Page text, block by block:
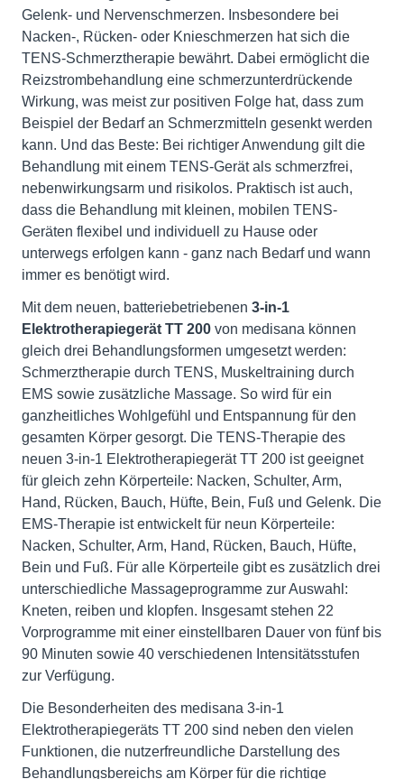
Gelenk- und Nervenschmerzen. Insbesondere bei
Nacken-, Rücken- oder Knieschmerzen hat sich die
TENS-Schmerztherapie bewährt. Dabei ermöglicht die
Reizstrombehandlung eine schmerzunterdrückende
Wirkung, was meist zur positiven Folge hat, dass zum
Beispiel der Bedarf an Schmerzmitteln gesenkt werden
kann. Und das Beste: Bei richtiger Anwendung gilt die
Behandlung mit einem TENS-Gerät als schmerzfrei,
nebenwirkungsarm und risikolos. Praktisch ist auch,
dass die Behandlung mit kleinen, mobilen TENS-
Geräten flexibel und individuell zu Hause oder
unterwegs erfolgen kann - ganz nach Bedarf und wann
immer es benötigt wird.
Mit dem neuen, batteriebetriebenen 3-in-1
Elektrotherapiegerät TT 200 von medisana können
gleich drei Behandlungsformen umgesetzt werden:
Schmerztherapie durch TENS, Muskeltraining durch
EMS sowie zusätzliche Massage. So wird für ein
ganzheitliches Wohlgefühl und Entspannung für den
gesamten Körper gesorgt. Die TENS-Therapie des
neuen 3-in-1 Elektrotherapiegerät TT 200 ist geeignet
für gleich zehn Körperteile: Nacken, Schulter, Arm,
Hand, Rücken, Bauch, Hüfte, Bein, Fuß und Gelenk. Die
EMS-Therapie ist entwickelt für neun Körperteile:
Nacken, Schulter, Arm, Hand, Rücken, Bauch, Hüfte,
Bein und Fuß. Für alle Körperteile gibt es zusätzlich drei
unterschiedliche Massageprogramme zur Auswahl:
Kneten, reiben und klopfen. Insgesamt stehen 22
Vorprogramme mit einer einstellbaren Dauer von fünf bis
90 Minuten sowie 40 verschiedenen Intensitätsstufen
zur Verfügung.
Die Besonderheiten des medisana 3-in-1
Elektrotherapiegeräts TT 200 sind neben den vielen
Funktionen, die nutzerfreundliche Darstellung des
Behandlungsbereichs am Körper für die richtige